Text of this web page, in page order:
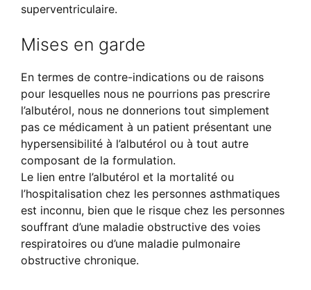
superventriculaire.
Mises en garde
En termes de contre-indications ou de raisons
pour lesquelles nous ne pourrions pas prescrire
l’albutérol, nous ne donnerions tout simplement
pas ce médicament à un patient présentant une
hypersensibilité à l’albutérol ou à tout autre
composant de la formulation.
Le lien entre l’albutérol et la mortalité ou
l’hospitalisation chez les personnes asthmatiques
est inconnu, bien que le risque chez les personnes
souffrant d’une maladie obstructive des voies
respiratoires ou d’une maladie pulmonaire
obstructive chronique.